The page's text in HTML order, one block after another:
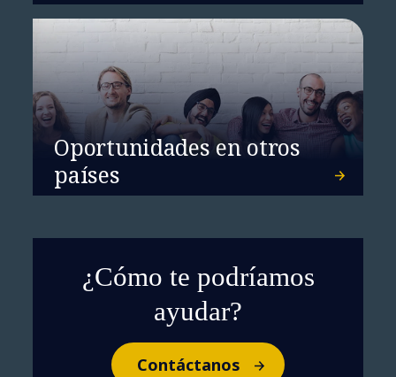
De los datos a la decisión: Cómo
la IA está transformando el
liderazgo en las aerolíneas
Oportunidades en otros
países
¿Cómo te podríamos
ayudar?
Contáctanos